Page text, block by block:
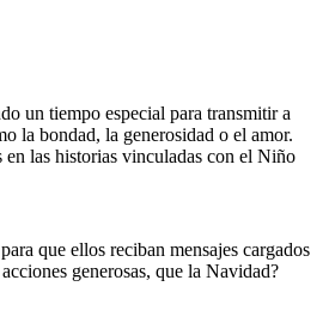
un tiempo especial para transmitir a
la bondad, la generosidad o el amor.
en las historias vinculadas con el Niño
que ellos reciban mensajes cargados
generosas, que la Navidad?